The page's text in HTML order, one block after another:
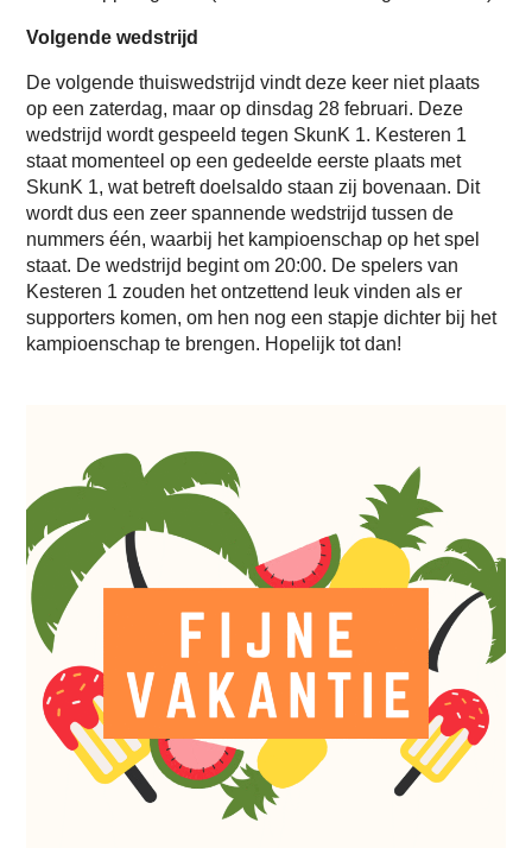
Volgende wedstrijd
De volgende thuiswedstrijd vindt deze keer niet plaats
op een zaterdag, maar op dinsdag 28 februari. Deze
wedstrijd wordt gespeeld tegen SkunK 1. Kesteren 1
staat momenteel op een gedeelde eerste plaats met
SkunK 1, wat betreft doelsaldo staan zij bovenaan. Dit
wordt dus een zeer spannende wedstrijd tussen de
nummers één, waarbij het kampioenschap op het spel
staat. De wedstrijd begint om 20:00. De spelers van
Kesteren 1 zouden het ontzettend leuk vinden als er
supporters komen, om hen nog een stapje dichter bij het
kampioenschap te brengen. Hopelijk tot dan!